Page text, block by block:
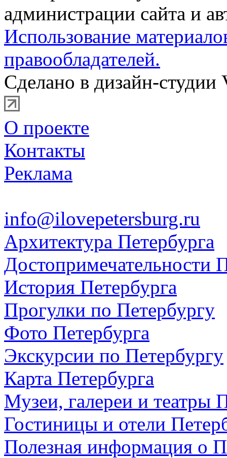
администрации сайта и
Использование
правообладателей.
Сделано в дизайн-студии
О проекте
Контакты
Реклама
info@ilovepetersburg.ru
Архитектура Петербурга
Достопримечательности
История Петербурга
Прогулки по Петербургу
Фото Петербурга
Экскурсии по Петербургу
Карта Петербурга
Музеи, галереи и театры
Гостиницы и отели
Полезная информация о